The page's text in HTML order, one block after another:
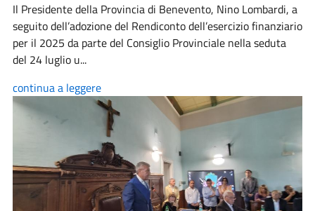
Il Presidente della Provincia di Benevento, Nino Lombardi, a
seguito dell’adozione del Rendiconto dell’esercizio finanziario
per il 2025 da parte del Consiglio Provinciale nella seduta
del 24 luglio u...
continua a leggere